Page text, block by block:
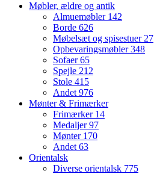
Møbler, ældre og antik
Almuemøbler 142
Borde 626
Møbelsæt og spisestuer27
Opbevaringsmøbler348
Sofaer65
Spejle 212
Stole 415
Andet976
Mønter & Frimærker
Frimærker 14
Medaljer97
Mønter 170
Andet63
Orientalsk
Diverse orientalsk 775